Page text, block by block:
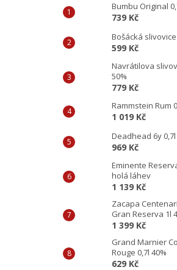
Bumbu Original
739 Kč
Bošácká slivovice
599 Kč
Navrátilova
50%
779 Kč
Rammstein Rum
1 019 Kč
Deadhead 6y 0,7l
969 Kč
Eminente
holá láhev
1 139 Kč
Zacapa
Gran Reserva 1l
1 399 Kč
Grand Marnier
Rouge 0,7l 40%
629 Kč